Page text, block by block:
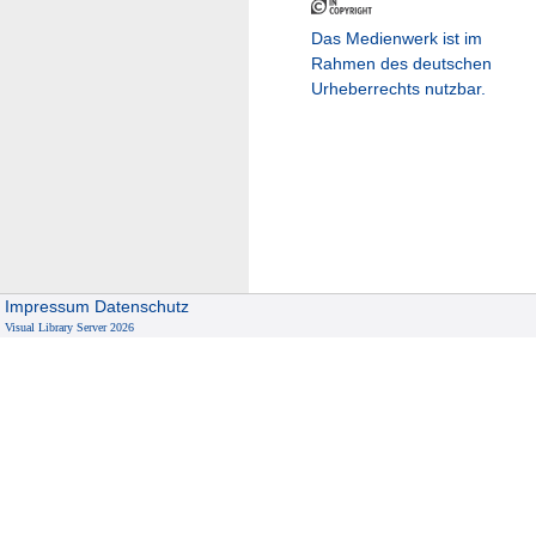
Das Medienwerk ist im
Rahmen des deutschen
Urheberrechts nutzbar.
Impressum Datenschutz
Visual Library Server 2026